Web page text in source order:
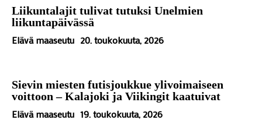
Liikuntalajit tulivat tutuksi Unelmien
liikuntapäivässä
Elävä maaseutu 20. toukokuuta, 2026
Sievin miesten futisjoukkue ylivoimaiseen
voittoon – Kalajoki ja Viikingit kaatuivat
Elävä maaseutu 19. toukokuuta, 2026